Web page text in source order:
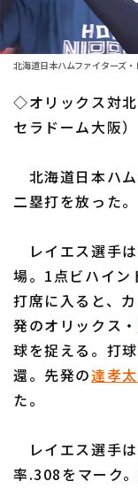
1軍公式戦
ファーム東地
ファーム西地区
選手名鑑
選手名鑑トッ
北海道日
東北楽天
埼玉西武
オリック
福岡ソフ
ニュース
設定
北海道日本ハムファイターズ
◇オリックス対
セラドーム大阪）
北海道日本ハ
二塁打を放った。
レイエス選手
場。1点ビハイ
打席に入ると、
発のオリックス・
球を捉える。打
還。先発の達孝太
た。
レイエス選手
率.308をマーク